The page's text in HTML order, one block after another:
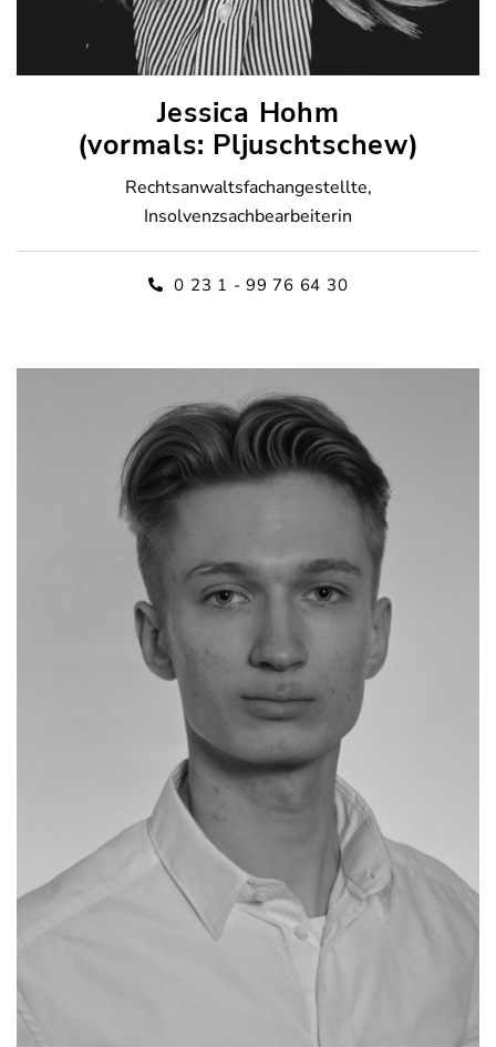
Jessica Hohm
(vormals: Pljuschtschew)
Rechtsanwaltsfachangestellte,
Insolvenzsachbearbeiterin
0 23 1 - 99 76 64 30